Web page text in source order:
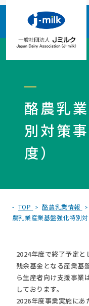
酪農乳
別対策
度）
TOP 酪農乳業情報
農乳業産業基盤強化特別
2024年度で終了予定
残余基金となる産業基
ら生産者向け支援事業
しております。
2026年度事業実施に